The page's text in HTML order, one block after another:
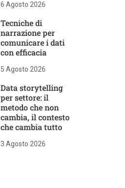
6 Agosto 2026
Tecniche di
narrazione per
comunicare i dati
con efficacia
5 Agosto 2026
Data storytelling
per settore: il
metodo che non
cambia, il contesto
che cambia tutto
3 Agosto 2026